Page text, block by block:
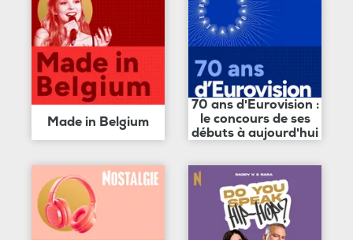
Made in Belgium
70 ans d'Eurovision :
le concours de ses
débuts à aujourd'hui